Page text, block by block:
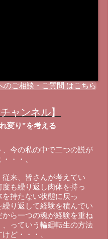
のご相談・ご質問 はこちら
ャンネル】
変り”を考える
、今の私の中で二つの説が
・・、
従来、皆さんが考えてい
度も繰り返し肉体を持っ
を持たない状態に戻っ
繰り返して経験を積んでい
から一つの魂が経験を重ね
、っていう輪廻転生の方法
ど・・・、